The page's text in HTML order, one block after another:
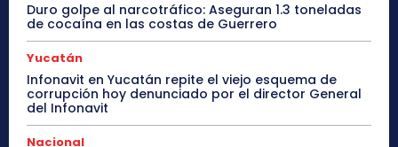
Duro golpe al narcotráfico: Aseguran 1.3 toneladas
de cocaína en las costas de Guerrero
Yucatán
Infonavit en Yucatán repite el viejo esquema de
corrupción hoy denunciado por el director General
del Infonavit
Nacional